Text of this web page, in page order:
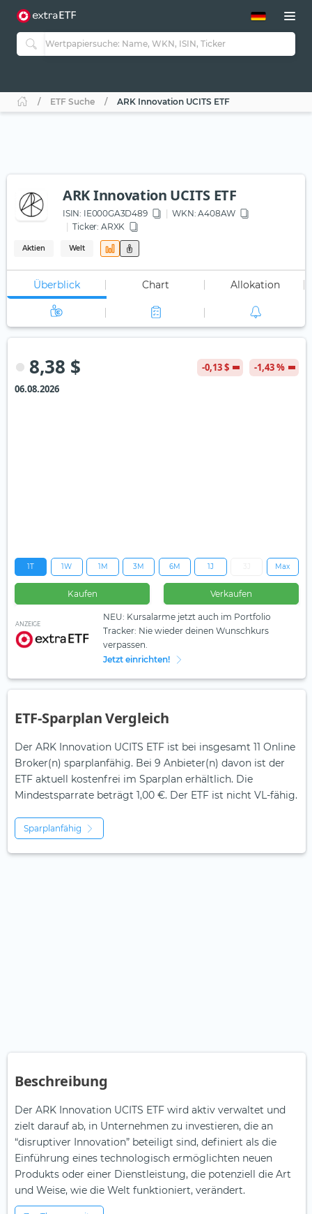
ETF-Guide 2.0
Guide Aktive ETFs
ETF-Sparpläne
ETF Suche ARK Innovation UCITS ETF
ARK Innovation UCITS ETF
ISIN: IE000GA3D489 WKN: A408AW
Ticker: ARXK
Aktien Welt
Überblick Chart Allokation
8,38 $ -0,13 $
-1,43 %
06.08.2026
1T 1W 1M 3M 6M 1J Max
Kaufen Verkaufen
ANZEIGE
NEU: Kursalarme jetzt auch im Portfolio
Tracker: Nie wieder deinen Wunschkurs
verpassen.
Jetzt einrichten!
ETF-Sparplan Vergleich
Der ARK Innovation UCITS ETF ist bei insgesamt 11 Online
Broker(n) sparplanfähig. Bei 9 Anbieter(n) davon ist der
ETF aktuell kostenfrei im Sparplan erhältlich. Die
Mindestsparrate beträgt 1,00 €. Der ETF ist nicht VL-fähig.
Sparplanfähig
Beschreibung
Der ARK Innovation UCITS ETF wird aktiv verwaltet und
zielt darauf ab, in Unternehmen zu investieren, die an
“disruptiver Innovation” beteiligt sind, definiert als die
Einführung eines technologisch ermöglichten neuen
Produkts oder einer Dienstleistung, die potenziell die Art
und Weise, wie die Welt funktioniert, verändert.